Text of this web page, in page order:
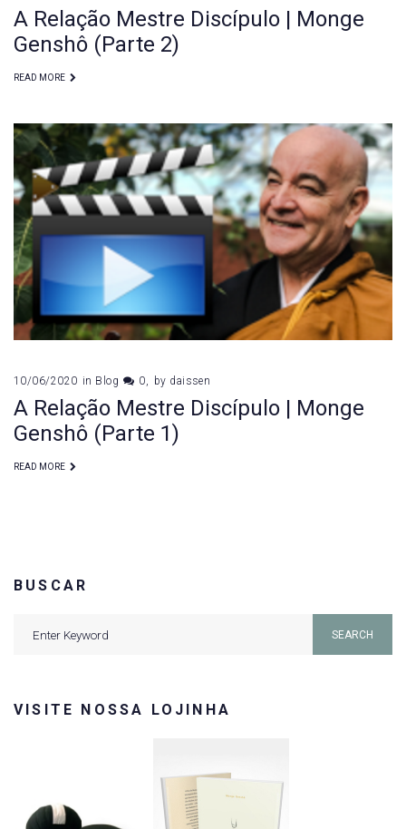
A Relação Mestre Discípulo | Monge
Genshô (Parte 2)
READ MORE
10/06/2020 in Blog 0 by daissen
A Relação Mestre Discípulo | Monge
Genshô (Parte 1)
READ MORE
BUSCAR
SEARCH
VISITE NOSSA LOJINHA